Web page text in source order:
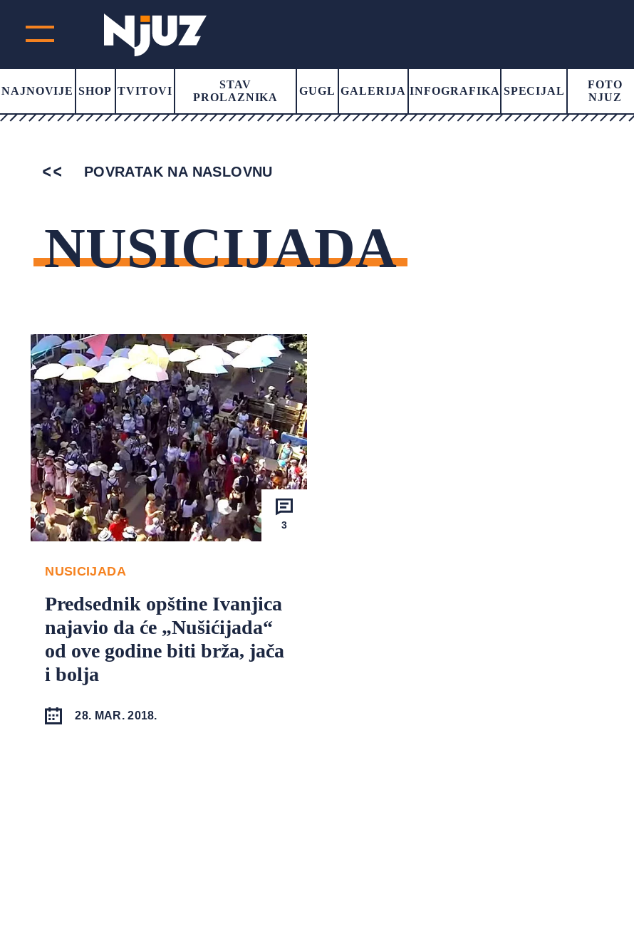
NAJNOVIJE SHOP TVITOVI
STAV
PROLAZNIKA
GUGL GALERIJA INFOGRAFIKA SPECIJAL
FOTO
NJUZ
POVRATAK NA NASLOVNU
NUSICIJADA
3
NUSICIJADA
Predsednik opštine Ivanjica
najavio da će „Nušićijada“
od ove godine biti brža, jača
i bolja
28. MAR. 2018.